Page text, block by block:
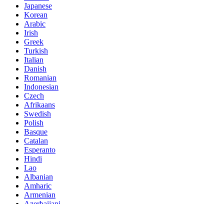
Japanese
Korean
Arabic
Irish
Greek
Turkish
Italian
Danish
Romanian
Indonesian
Czech
Afrikaans
Swedish
Polish
Basque
Catalan
Esperanto
Hindi
Lao
Albanian
Amharic
Armenian